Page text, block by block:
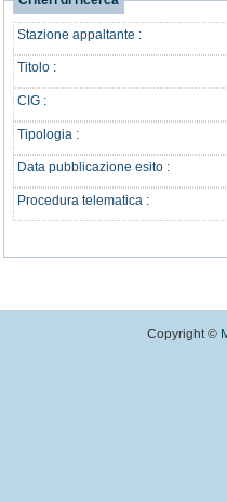
Stazione appaltante :
Titolo :
CIG :
Tipologia :
Data pubblicazione esito :
Procedura telematica :
Copyright ©